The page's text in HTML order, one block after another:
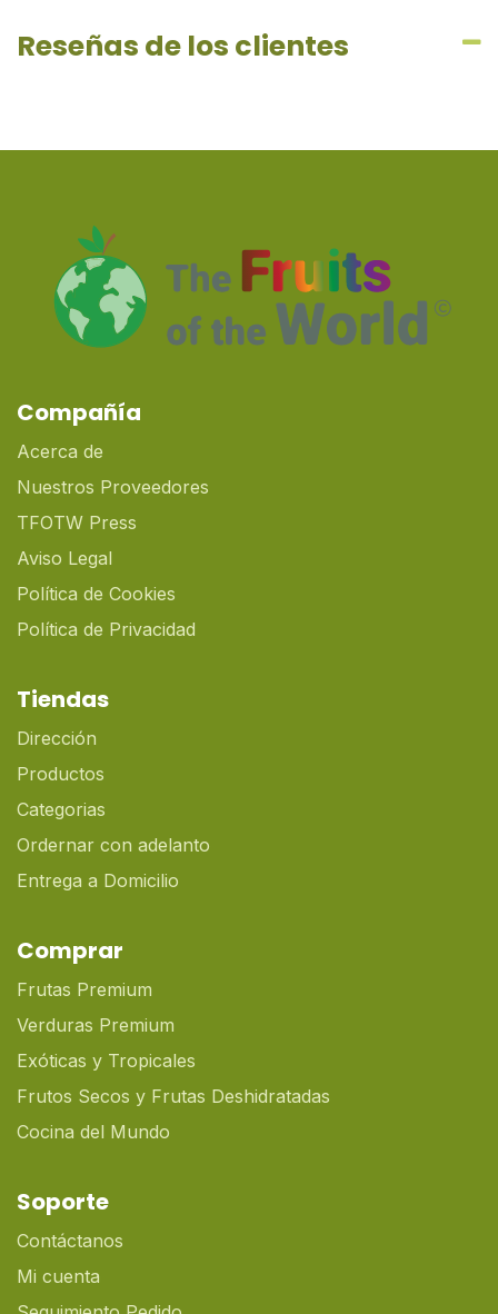
Reseñas de los clientes
Compañía
Acerca de
Nuestros Proveedores
TFOTW Press
Aviso Legal
Política de Cookies
Política de Privacidad
Tiendas
Dirección
Productos
Categorias
Ordernar con adelanto
Entrega a Domicilio
Comprar
Frutas Premium
Verduras Premium
Exóticas y Tropicales
Frutos Secos y Frutas Deshidratadas
Cocina del Mundo
Soporte
Contáctanos
Mi cuenta